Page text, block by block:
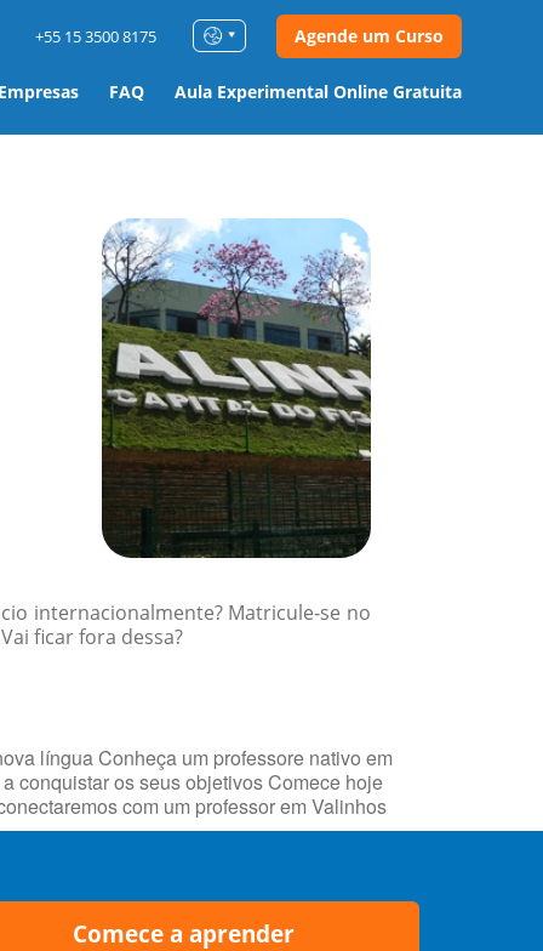
FAQ Aula Experimental Online Gratuita
+55 15 3500 8175 Agende um Curso
internacionalmente? Matricule-se no
ficar fora dessa?
língua Conheça um professore nativo em
conquistar os seus objetivos Comece hoje
com um professor em Valinhos
Comece a aprender